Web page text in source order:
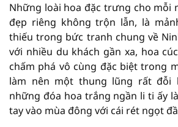
Những loài hoa đặc trưng cho mỗi
đẹp riêng không trộn lẫn, là
thiếu trong bức tranh chung về
với nhiều du khách gần xa, hoa
chấm phá vô cùng đặc biệt trong
làm nên một thung lũng rất đỗi
những đóa hoa trắng ngần li ti ấy
tay vào mùa đông với cái rét ngọt